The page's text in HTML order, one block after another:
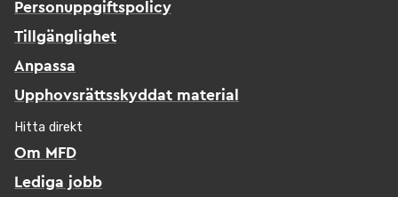
Personuppgiftspolicy
Tillgänglighet
Anpassa
Upphovsrättsskyddat material
Hitta direkt
Om MFD
Lediga jobb